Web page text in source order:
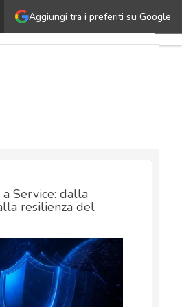
Aggiungi tra i preferiti su Google
cyber resilienteUltimi
Service: dalla
resilienza del